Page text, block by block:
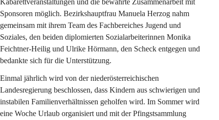
Sponsoren möglich. Bezirkshauptfrau Manuela Herzog nahm
gemeinsam mit ihrem Team des Fachbereiches Jugend und
Soziales, den beiden diplomierten Sozialarbeiterinnen Monika
Feichtner-Heilig und Ulrike Hörmann, den Scheck entgegen und
bedankte sich für die Unterstützung.
Einmal jährlich wird von der niederösterreichischen
Landesregierung beschlossen, dass Kindern aus schwierigen und
instabilen Familienverhältnissen geholfen wird. Im Sommer wird
eine Woche Urlaub organisiert und mit der Pfingstsammlung